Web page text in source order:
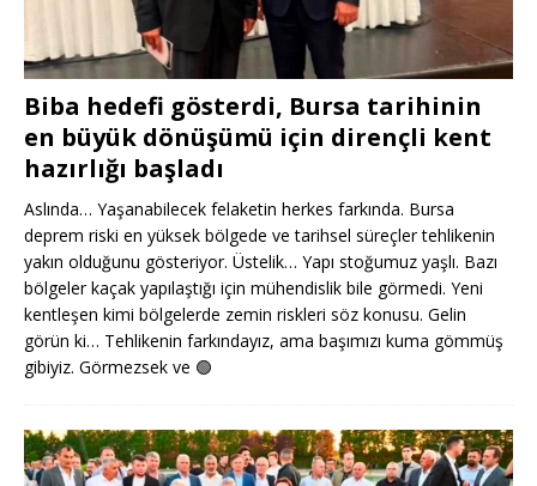
Biba hedefi gösterdi, Bursa tarihinin
en büyük dönüşümü için dirençli kent
hazırlığı başladı
Aslında… Yaşanabilecek felaketin herkes farkında. Bursa
deprem riski en yüksek bölgede ve tarihsel süreçler tehlikenin
yakın olduğunu gösteriyor. Üstelik… Yapı stoğumuz yaşlı. Bazı
bölgeler kaçak yapılaştığı için mühendislik bile görmedi. Yeni
kentleşen kimi bölgelerde zemin riskleri söz konusu. Gelin
görün ki… Tehlikenin farkındayız, ama başımızı kuma gömmüş
gibiyiz. Görmezsek ve 🟢